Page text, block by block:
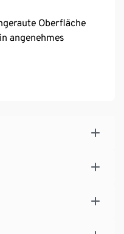
Oberfläche
angenehmes
Sitz durch